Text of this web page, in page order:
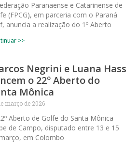
Paranaense e Catarinense de
(FPCG), em parceria com o Paraná
anuncia a realização do 1º Aberto
>>
Negrini e Luana Hass
o 22º Aberto do
Mônica
março de 2026
Aberto de Golfe do Santa Mônica
de Campo, disputado entre 13 e 15
em Colombo